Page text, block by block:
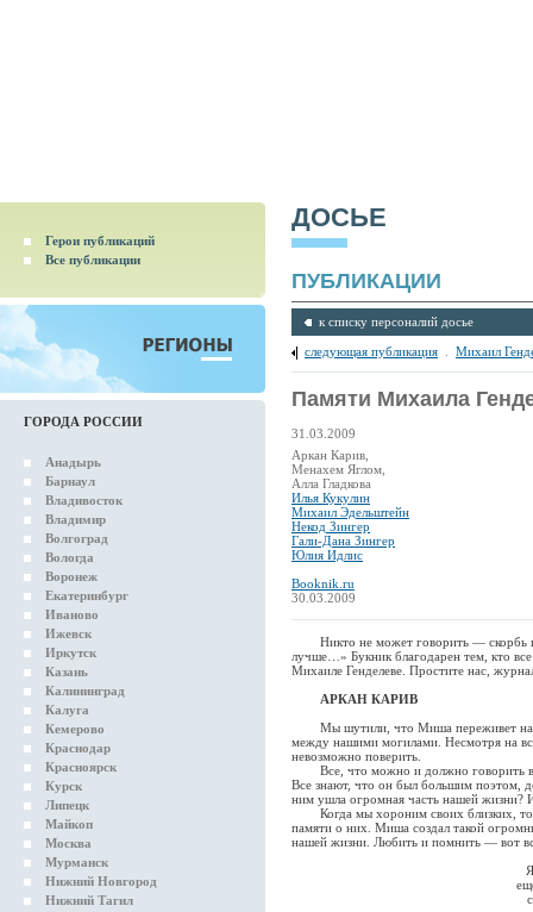
Герои публикаций
Все публикации
ГОРОДА РОССИИ
Анадырь
Барнаул
Владивосток
Владимир
Волгоград
Вологда
Воронеж
Екатеринбург
Иваново
Ижевск
Иркутск
Казань
Калининград
Калуга
Кемерово
Краснодар
Красноярск
Курск
Липецк
Майкоп
Москва
Мурманск
Нижний Новгород
Нижний Тагил
ДОСЬЕ
ПУБЛИКАЦИИ
к списку персоналий досье
следующая публикация Михаил
Памяти Михаила
31.03.2009
Аркан Карив,
Менахем Яглом,
Алла Гладкова
Илья Кукулин
Михаил Эдельштейн
Некод Зингер
Гали-Дана Зингер
Юлия Идлис
Booknik.ru
30.03.2009
Никто не может говорить — скорбь
лучше…» Букник благодарен тем, кто все
Михаиле Генделеве. Простите нас,
АРКАН КАРИВ
Мы шутили, что Миша переживет нас
между нашими могилами. Несмотря на
невозможно поверить.
Все, что можно и должно говорить в
Все знают, что он был большим поэтом,
ним ушла огромная часть нашей жизни?
Когда мы хороним своих близких, то
памяти о них. Миша создал такой
нашей жизни. Любить и помнить — вот